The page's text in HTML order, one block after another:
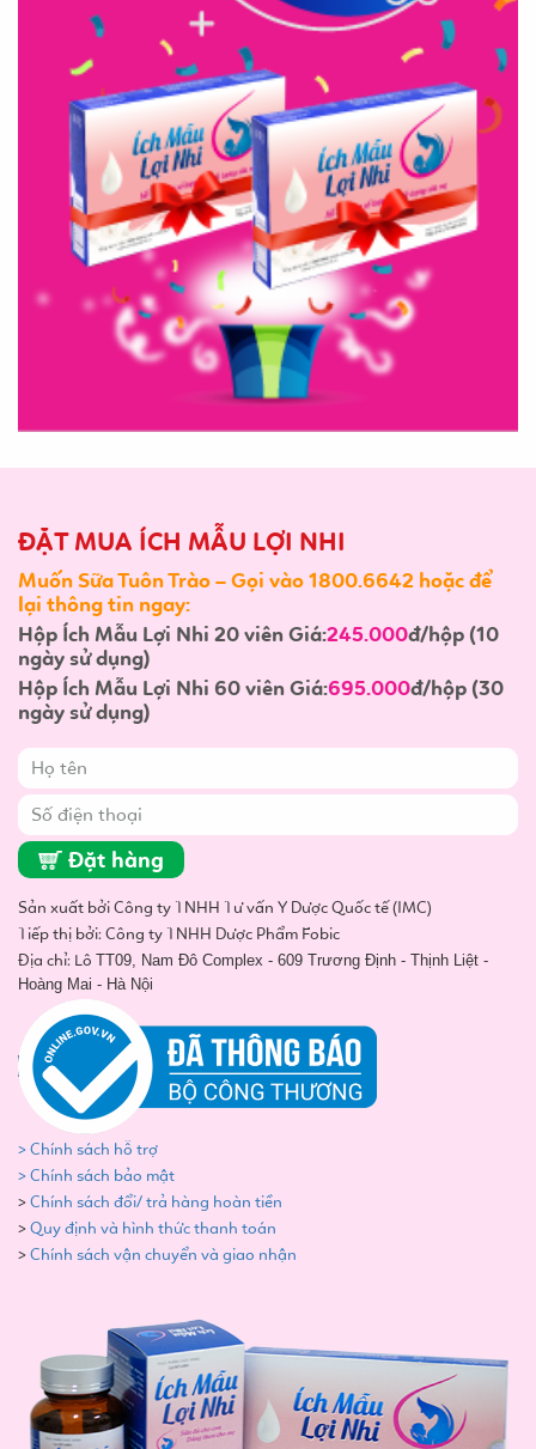
ĐẶT MUA ÍCH MẪU LỢI NHI
Muốn Sữa Tuôn Trào – Gọi vào 1800.6642 hoặc để
lại thông tin ngay:
Hộp Ích Mẫu Lợi Nhi 20 viên Giá:245.000đ/hộp (10
ngày sử dụng)
Hộp Ích Mẫu Lợi Nhi 60 viên Giá:695.000đ/hộp (30
ngày sử dụng)
Đặt hàng
Sản xuất bởi Công ty TNHH Tư vấn Y Dược Quốc tế (IMC)
Tiếp thị bởi: Công ty TNHH Dược Phẩm Fobic
Địa chỉ: Lô TT09, Nam Đô Complex - 609 Trương Định - Thịnh Liệt -
Hoàng Mai - Hà Nội
> Chính sách hỗ trợ
> Chính sách bảo mật
>Chính sách đổi/ trả hàng hoàn tiền
>Quy định và hình thức thanh toán
>Chính sách vận chuyển và giao nhận